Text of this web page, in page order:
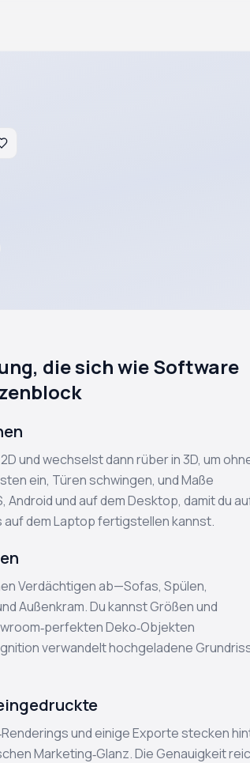
die sich wie Software
und wechselst dann rüber in 3D, um
ein, Türen schwingen, und Maße
Android und auf dem Desktop, damit du
auf dem Laptop fertigstellen kannst.
Verdächtigen ab—Sofas, Spülen,
Außenkram. Du kannst Größen und
Deko‑Objekten
verwandelt hochgeladene
und einige Exporte stecken
Marketing‑Glanz. Die Genauigkeit